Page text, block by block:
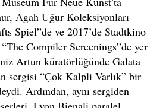
Agah Uğur Koleksiyonları
Spiel”de ve 2017’de Stadtkino
Compiler Screenings”de yer
Artun küratörlüğünde Galata
sergisi “Çok Kalpli Varlık” bir
Ardından, aynı sergiden